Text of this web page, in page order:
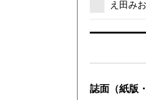
え田み
誌面（紙版